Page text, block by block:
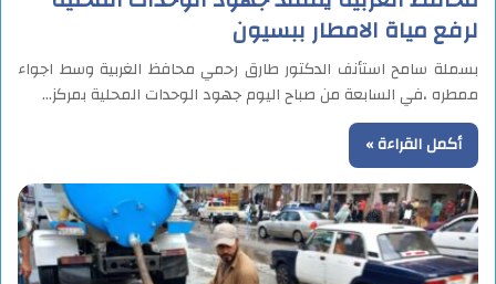
لرفع مياة الامطار ببسيون
بسملة سامح استأنف الدكتور طارق رحمي محافظ الغربية وسط اجواء
ممطره ،في السابعة من صباح اليوم جهود الوحدات المحلية بمركز…
أكمل القراءة »